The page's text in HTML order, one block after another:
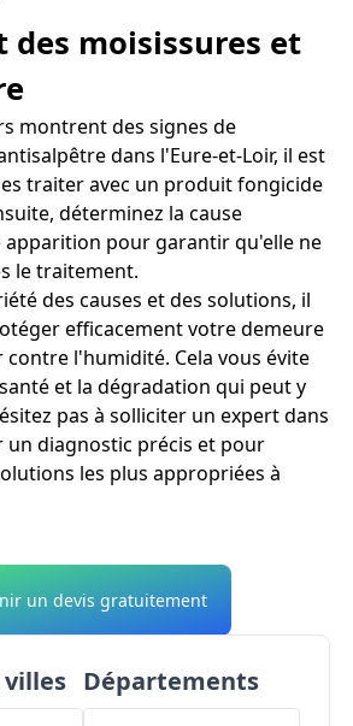
des moisissures et
montrent des signes de
dans l'Eure-et-Loir, il est
traiter avec un produit fongicide
déterminez la cause
apparition pour garantir qu'elle ne
le traitement.
des causes et des solutions, il
efficacement votre demeure
contre l'humidité. Cela vous évite
et la dégradation qui peut y
pas à solliciter un expert dans
un diagnostic précis et pour
les plus appropriées à
un devis gratuitement
Départements